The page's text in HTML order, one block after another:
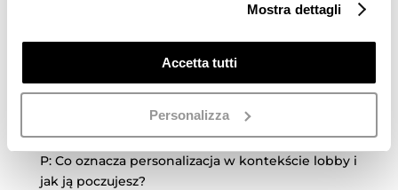
Mostra dettagli
Accetta tutti
Personalizza
Nowości, które chcesz śledzić;
Gry tematyczne dopasowane do nastroju lub
okazji.
zmiany, duży efekt
P: Co oznacza personalizacja w kontekście lobby i
jak ją poczujesz?